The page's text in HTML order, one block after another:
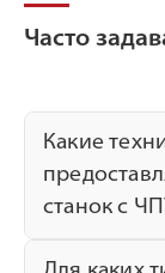
Часто
Какие
станок с